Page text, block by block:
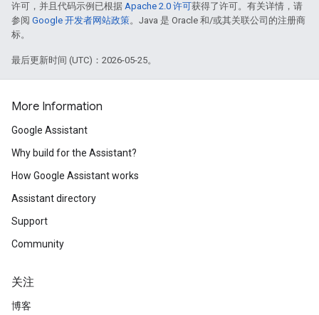
许可，并且代码示例已根据 Apache 2.0 许可获得了许可。有关详情，请
参阅 Google 开发者网站政策。Java 是 Oracle 和/或其关联公司的注册商
标。
最后更新时间 (UTC)：2026-05-25。
More Information
Google Assistant
Why build for the Assistant?
How Google Assistant works
Assistant directory
Support
Community
关注
博客